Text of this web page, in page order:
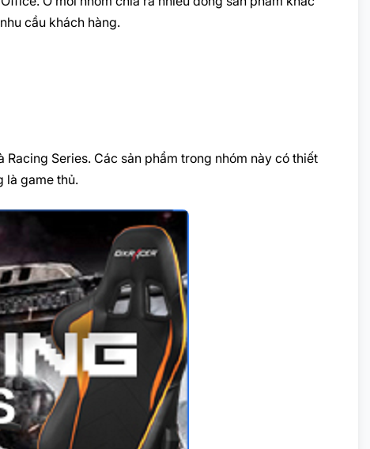
cầu khách hàng.
Racing Series. Các sản phẩm trong nhóm này có thiết
là game thủ.